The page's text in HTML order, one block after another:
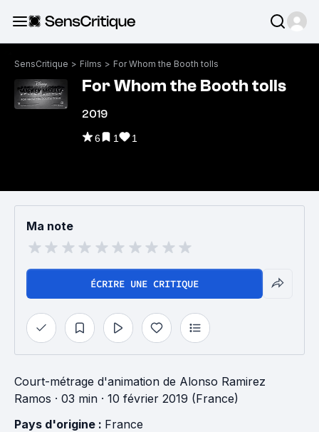
SensCritique > Films > For Whom the Booth tolls
For Whom the Booth tolls
2019
6 1 1
Ma note
ÉCRIRE UNE CRITIQUE
Court-métrage d'animation de Alonso Ramirez
Ramos · 03 min · 10 février 2019 (France)
Pays d'origine : France